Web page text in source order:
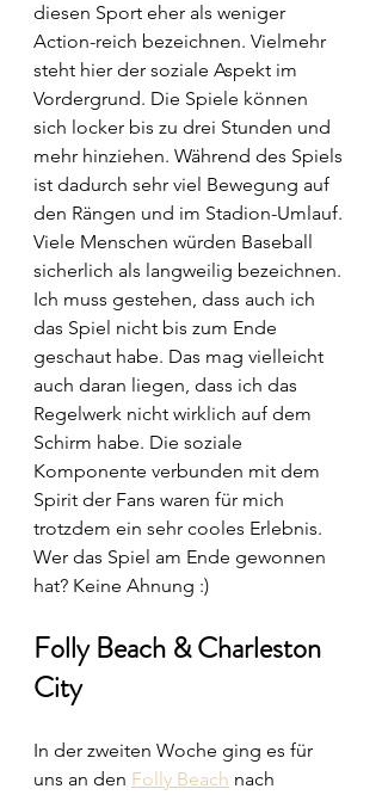
diesen Sport eher als weniger
Action-reich bezeichnen. Vielmehr
steht hier der soziale Aspekt im
Vordergrund. Die Spiele können
sich locker bis zu drei Stunden und
mehr hinziehen. Während des Spiels
ist dadurch sehr viel Bewegung auf
den Rängen und im Stadion-Umlauf.
Viele Menschen würden Baseball
sicherlich als langweilig bezeichnen.
Ich muss gestehen, dass auch ich
das Spiel nicht bis zum Ende
geschaut habe. Das mag vielleicht
auch daran liegen, dass ich das
Regelwerk nicht wirklich auf dem
Schirm habe. Die soziale
Komponente verbunden mit dem
Spirit der Fans waren für mich
trotzdem ein sehr cooles Erlebnis.
Wer das Spiel am Ende gewonnen
hat? Keine Ahnung :)
Folly Beach & Charleston
City
In der zweiten Woche ging es für
uns an den Folly Beach nach